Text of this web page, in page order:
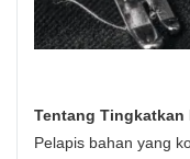
Tentang Tingkatkan
Pelapis bahan yang